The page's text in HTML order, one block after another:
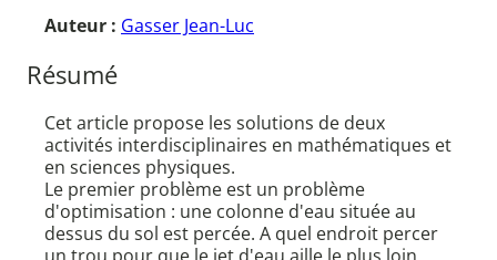
Auteur : Gasser Jean-Luc
Résumé
Cet article propose les solutions de deux
activités interdisciplinaires en mathématiques et
en sciences physiques.
Le premier problème est un problème
d'optimisation : une colonne d'eau située au
dessus du sol est percée. A quel endroit percer